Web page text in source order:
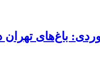
باغ‌های تهران